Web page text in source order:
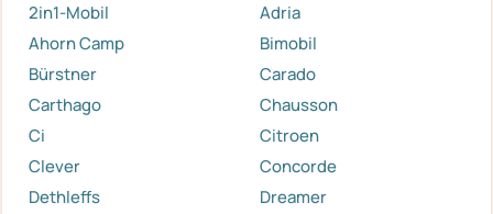
2in1-Mobil
Adria
Ahorn Camp
Bimobil
Bürstner
Carado
Carthago
Chausson
Ci
Citroen
Clever
Concorde
Dethleffs
Dreamer